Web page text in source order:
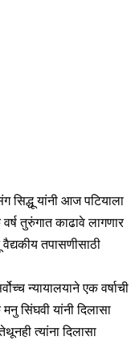
सिद्धू यांनी आज पटियाला
तुरुंगात काढावे लागणार
तपासणीसाठी
न्यायालयाने एक वर्षाची
सिंघवी यांनी दिलासा
त्यांना दिलासा